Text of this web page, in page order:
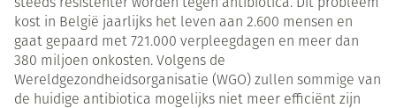
steeds resistenter worden tegen antibiotica. Dit probleem
kost in België jaarlijks het leven aan 2.600 mensen en
gaat gepaard met 721.000 verpleegdagen en meer dan
380 miljoen onkosten. Volgens de
Wereldgezondheidsorganisatie (WGO) zullen sommige van
de huidige antibiotica mogelijks niet meer efficiënt zijn